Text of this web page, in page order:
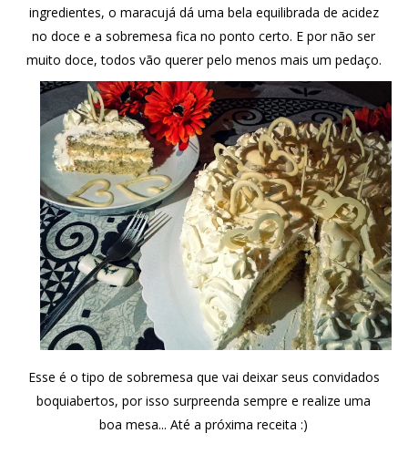
ingredientes, o maracujá dá uma bela equilibrada de acidez
no doce e a sobremesa fica no ponto certo. E por não ser
muito doce, todos vão querer pelo menos mais um pedaço.
Esse é o tipo de sobremesa que vai deixar seus convidados
boquiabertos, por isso surpreenda sempre e realize uma
boa mesa... Até a próxima receita :)